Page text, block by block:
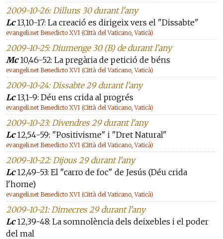
2009-10-26: Dilluns 30 durant l'any
Lc13,10-17: La creació es dirigeix vers el "Dissabte"
evangeli.net Benedicto XVI (Città del Vaticano, Vaticà)
2009-10-25: Diumenge 30 (B) de durant l'any
Mc10,46-52: La pregària de petició de béns
evangeli.net Benedicto XVI (Città del Vaticano, Vaticà)
2009-10-24: Dissabte 29 durant l'any
Lc13,1-9: Déu ens crida al progrés
evangeli.net Benedicto XVI (Città del Vaticano, Vaticà)
2009-10-23: Divendres 29 durant l'any
Lc12,54-59: "Positivisme" i "Dret Natural"
evangeli.net Benedicto XVI (Città del Vaticano, Vaticà)
2009-10-22: Dijous 29 durant l'any
Lc12,49-53: El "carro de foc" de Jesús (Déu crida
l'home)
evangeli.net Benedicto XVI (Città del Vaticano, Vaticà)
2009-10-21: Dimecres 29 durant l'any
Lc12,39-48: La somnolència dels deixebles i el poder
del mal